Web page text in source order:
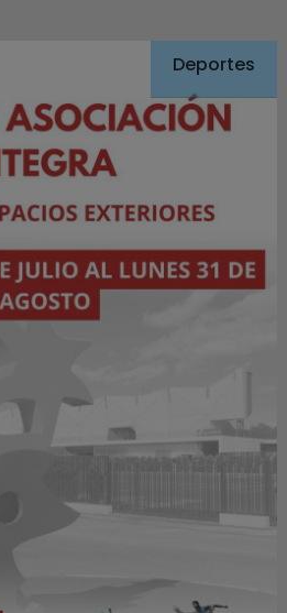
Deportes